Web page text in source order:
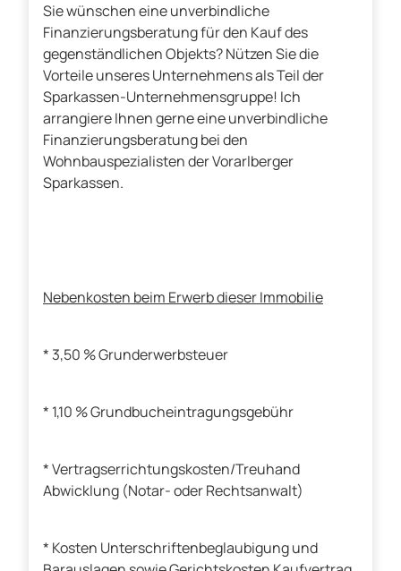
Sie wünschen eine unverbindliche
Finanzierungsberatung für den Kauf des
gegenständlichen Objekts? Nützen Sie die
Vorteile unseres Unternehmens als Teil der
Sparkassen-Unternehmensgruppe! Ich
arrangiere Ihnen gerne eine unverbindliche
Finanzierungsberatung bei den
Wohnbauspezialisten der Vorarlberger
Sparkassen.
Nebenkosten beim Erwerb dieser Immobilie
* 3,50 % Grunderwerbsteuer
* 1,10 % Grundbucheintragungsgebühr
* Vertragserrichtungskosten/Treuhand
Abwicklung (Notar- oder Rechtsanwalt)
* Kosten Unterschriftenbeglaubigung und